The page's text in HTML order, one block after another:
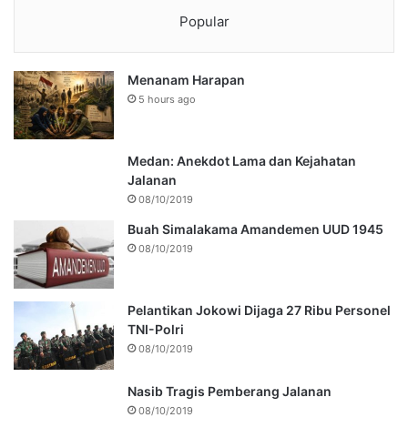
Popular
Menanam Harapan
5 hours ago
Medan: Anekdot Lama dan Kejahatan
Jalanan
08/10/2019
Buah Simalakama Amandemen UUD 1945
08/10/2019
Pelantikan Jokowi Dijaga 27 Ribu Personel
TNI-Polri
08/10/2019
Nasib Tragis Pemberang Jalanan
08/10/2019